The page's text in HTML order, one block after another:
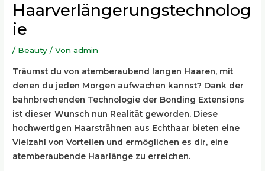
Haarverlängerungstechnolog
ie
/ Beauty / Vonadmin
Träumst du von atemberaubend langen Haaren, mit
denen du jeden Morgen aufwachen kannst? Dank der
bahnbrechenden Technologie der Bonding Extensions
ist dieser Wunsch nun Realität geworden. Diese
hochwertigen Haarsträhnen aus Echthaar bieten eine
Vielzahl von Vorteilen und ermöglichen es dir, eine
atemberaubende Haarlänge zu erreichen.